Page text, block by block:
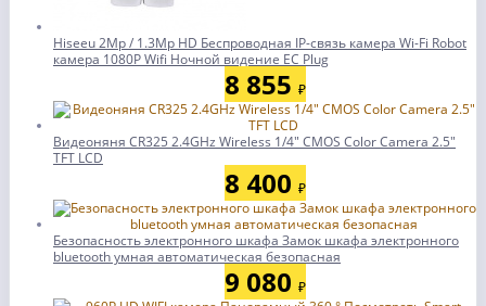
Hiseeu 2Mp / 1.3Mp HD Беспроводная IP-связь камера Wi-Fi Robot
камера 1080P Wifi Ночной видение ЕС Plug
8 855 ₽
Видеоняня CR325 2.4GHz Wireless 1/4" CMOS Color Camera 2.5"
TFT LCD
8 400 ₽
Безопасность электронного шкафа Замок шкафа электронного
bluetooth умная автоматическая безопасная
9 080 ₽